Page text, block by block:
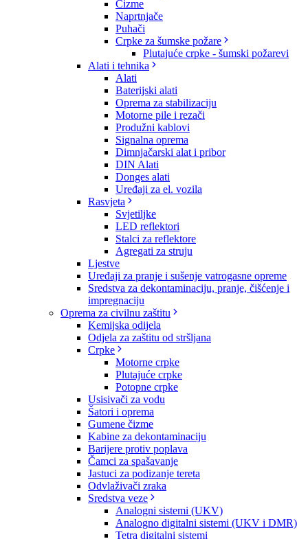
Čizme
Naprtnjače
Puhači
Crpke za šumske požare
Plutajuće crpke - šumski požarevi
Alati i tehnika
Alati
Baterijski alati
Oprema za stabilizaciju
Motorne pile i rezači
Produžni kablovi
Signalna oprema
Dimnjačarski alat i pribor
DIN Alati
Donges alati
Uređaji za el. vozila
Rasvjeta
Svjetiljke
LED reflektori
Stalci za reflektore
Agregati za struju
Ljestve
Uređaji za pranje i sušenje vatrogasne opreme
Sredstva za dekontaminaciju, pranje, čišćenje i
impregnaciju
Oprema za civilnu zaštitu
Kemijska odijela
Odjela za zaštitu od stršljana
Crpke
Motorne crpke
Plutajuće crpke
Potopne crpke
Usisivači za vodu
Šatori i oprema
Gumene čizme
Kabine za dekontaminaciju
Barijere protiv poplava
Čamci za spašavanje
Jastuci za podizanje tereta
Odvlaživači zraka
Sredstva veze
Analogni sistemi (UKV)
Analogno digitalni sistemi (UKV i DMR)
Tetra digitalni sistemi